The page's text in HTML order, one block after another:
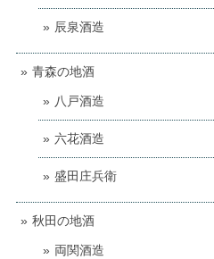
辰泉酒造
青森の地酒
八戸酒造
六花酒造
盛田庄兵衛
秋田の地酒
両関酒造